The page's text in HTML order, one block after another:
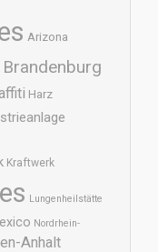
Arizona
Brandenburg
Harz
Kraftwerk
Lungenheilstätte
Nordrhein-
Anhalt